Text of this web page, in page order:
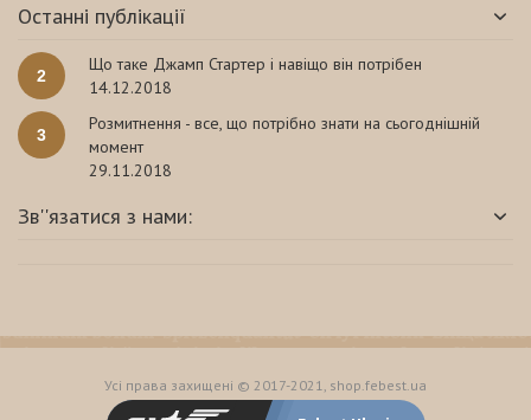
Останні публікації
2
Що таке Джамп Стартер і навіщо він потрібен
14.12.2018
3
Розмитнення - все, що потрібно знати на сьогоднішній
момент
29.11.2018
Зв''язатися з нами:
Усі права захищені © 2017-2021, shop.febest.ua